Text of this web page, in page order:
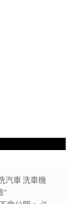
汽車 洗車機
”